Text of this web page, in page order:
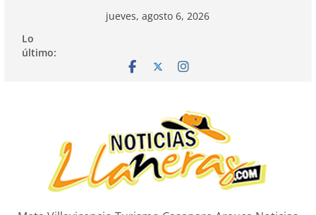
contenido
jueves, agosto 6, 2026
Lo
último: